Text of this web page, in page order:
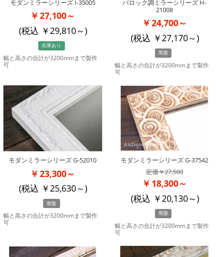
モダンミラーシリーズ I-35005
27,100～
(税込
29,810～)
在庫あり
幅と高さの合計が3200mmまで製作
可
バロック調ミラーシリーズ H-
21008
24,700～
(税込
27,170～)
廃盤
幅と高さの合計が3200mmまで製作
可
モダンミラーシリーズ G-52010
23,300～
(税込
25,630～)
廃盤
幅と高さの合計が3200mmまで製作
可
モダンミラーシリーズ G-37542
27,500
18,300～
(税込
20,130～)
廃盤
幅と高さの合計が3200mmまで製作
可